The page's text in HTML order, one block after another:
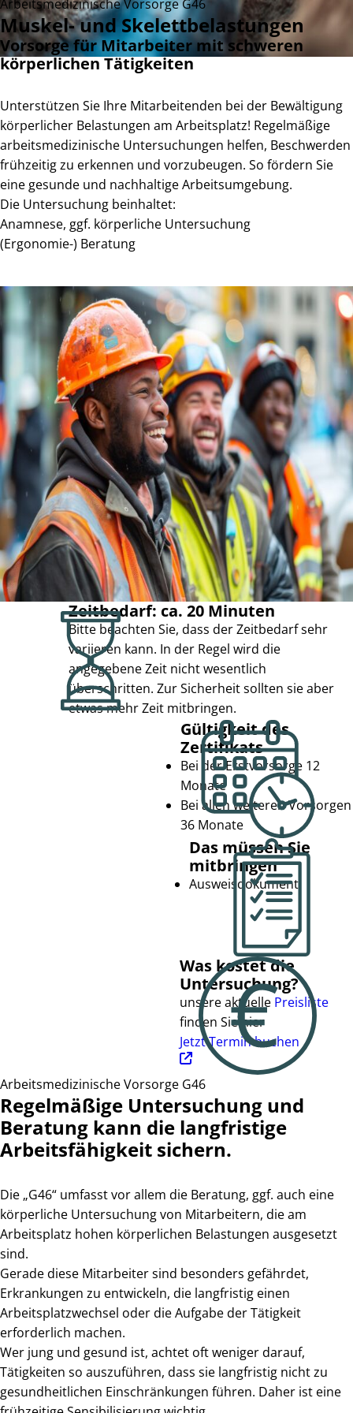
Arbeitsmedizinische Vorsorge G46
Muskel- und Skelettbelastungen
Vorsorge für Mitarbeiter mit schweren
körperlichen Tätigkeiten
Unterstützen Sie Ihre Mitarbeitenden bei der Bewältigung
körperlicher Belastungen am Arbeitsplatz! Regelmäßige
arbeitsmedizinische Untersuchungen helfen, Beschwerden
frühzeitig zu erkennen und vorzubeugen. So fördern Sie
eine gesunde und nachhaltige Arbeitsumgebung.
Die Untersuchung beinhaltet:
Anamnese, ggf. körperliche Untersuchung
(Ergonomie-) Beratung
Zeitbedarf: ca. 20 Minuten
Bitte beachten Sie, dass der Zeitbedarf sehr
variieren kann. In der Regel wird die
angegebene Zeit nicht wesentlich
überschritten. Zur Sicherheit sollten sie aber
etwas mehr Zeit mitbringen.
Gültigkeit des
Zertifikats
Bei der Erstvorsorge 12
Monate
Bei allen weiteren Vorsorgen
36 Monate
Das müssen Sie
mitbringen
Ausweisdokument
Was kostet die
Untersuchung?
unsere aktuelle Preisliste
finden Sie hier
Jetzt Termin buchen
Arbeitsmedizinische Vorsorge G46
Regelmäßige Untersuchung und
Beratung kann die langfristige
Arbeitsfähigkeit sichern.
Die „G46“ umfasst vor allem die Beratung, ggf. auch eine
körperliche Untersuchung von Mitarbeitern, die am
Arbeitsplatz hohen körperlichen Belastungen ausgesetzt
sind.
Gerade diese Mitarbeiter sind besonders gefährdet,
Erkrankungen zu entwickeln, die langfristig einen
Arbeitsplatzwechsel oder die Aufgabe der Tätigkeit
erforderlich machen.
Wer jung und gesund ist, achtet oft weniger darauf,
Tätigkeiten so auszuführen, dass sie langfristig nicht zu
gesundheitlichen Einschränkungen führen. Daher ist eine